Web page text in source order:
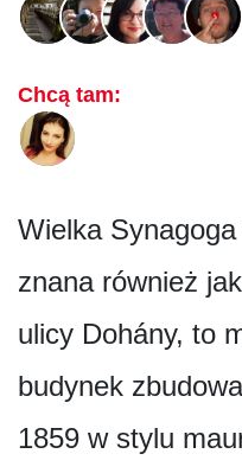
Chcą tam:
Wielka
znana również
ulicy Dohány, to
budynek
1859 w stylu